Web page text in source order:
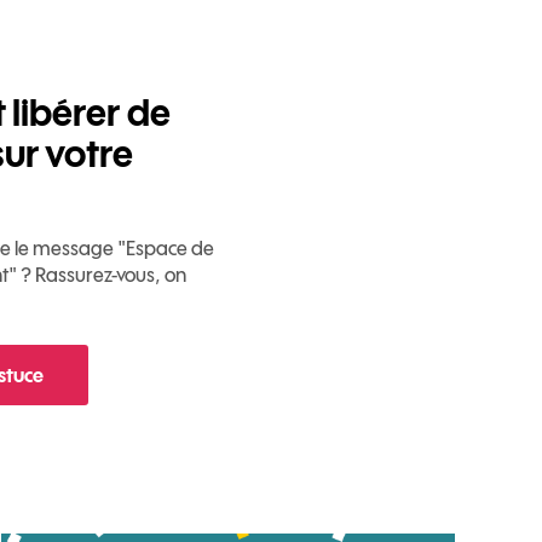
libérer de
votre
le message "Espace de
? Rassurez-vous, on
Comment libérer de l'espace sur votre mobile ?